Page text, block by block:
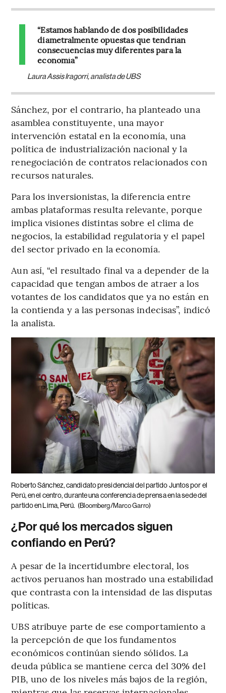
“Estamos hablando de dos posibilidades
diametralmente opuestas que tendrían
consecuencias muy diferentes para la
economía”
Laura Assis Iragorri, analista de UBS
Sánchez, por el contrario, ha planteado una
asamblea constituyente, una mayor
intervención estatal en la economía, una
política de industrialización nacional y la
renegociación de contratos relacionados con
recursos naturales.
Para los inversionistas, la diferencia entre
ambas plataformas resulta relevante, porque
implica visiones distintas sobre el clima de
negocios, la estabilidad regulatoria y el papel
del sector privado en la economía.
Aun así, “el resultado final va a depender de la
capacidad que tengan ambos de atraer a los
votantes de los candidatos que ya no están en
la contienda y a las personas indecisas”, indicó
la analista.
Roberto Sánchez, candidato presidencial del partido Juntos por el
Perú, en el centro, durante una conferencia de prensa en la sede del
partido en Lima, Perú. (Bloomberg/Marco Garro)
¿Por qué los mercados siguen
confiando en Perú?
A pesar de la incertidumbre electoral, los
activos peruanos han mostrado una estabilidad
que contrasta con la intensidad de las disputas
políticas.
UBS atribuye parte de ese comportamiento a
la percepción de que los fundamentos
económicos continúan siendo sólidos. La
deuda pública se mantiene cerca del 30% del
PIB, uno de los niveles más bajos de la región,